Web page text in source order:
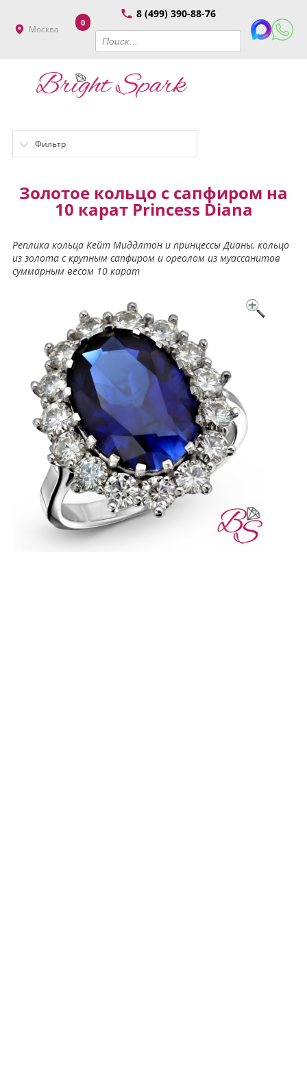
Москва
8 (499) 390-88-76
0
Фильтр
Золотое кольцо с сапфиром на
10 карат Princess Diana
Реплика кольца Кейт Миддлтон и принцессы Дианы, кольцо
из золота с крупным сапфиром и ореолом из муассанитов
суммарным весом 10 карат